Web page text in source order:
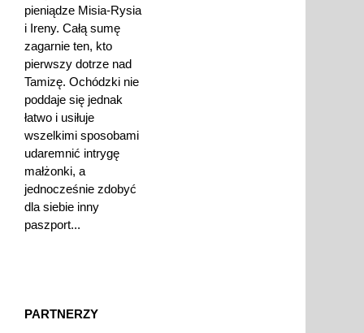
pieniądze Misia-Rysia
i Ireny. Całą sumę
zagarnie ten, kto
pierwszy dotrze nad
Tamizę. Ochódzki nie
poddaje się jednak
łatwo i usiłuje
wszelkimi sposobami
udaremnić intrygę
małżonki, a
jednocześnie zdobyć
dla siebie inny
paszport...
PARTNERZY